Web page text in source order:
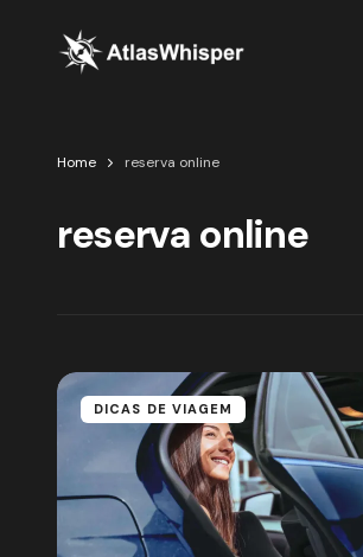
Home reserva online
reserva online
DICAS DE VIAGEM